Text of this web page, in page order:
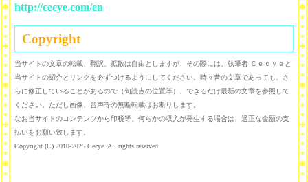
http://cecye.com/en
Copyright
当サイトの文章の転載、翻訳、拡散は自由としますが、その際には、執筆者 Ｃｅｃｙｅと
当サイトの紹介とリンクを必ずつけるようにしてください。時々昔の文章であっても、さ
らに修正していることがあるので（句読点の位置等）、できるだけ最新の文章を参照して
ください。ただし画像、音声等の無断転載はお断りします。
なお当サイトのコンテンツから印税等、何らかの収入が発生する場合は、適正な金額の支
払いをお願い致します。
Copyright (C) 2010-2025 Cecye. All rights reserved.